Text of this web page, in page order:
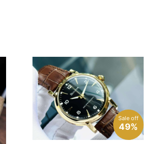
Sale off
49%